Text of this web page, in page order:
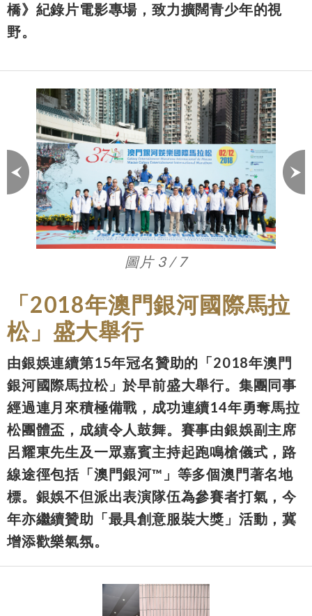
橋》紀錄片電影專場，致力擴闊青少年的視
野。
圖片 3 / 7
「2018年澳門銀河國際馬拉
松」盛大舉行
由銀娛連續第15年冠名贊助的「2018年澳門
銀河國際馬拉松」於早前盛大舉行。集團同事
經過連月來積極備戰，成功連續14年勇奪馬拉
松團體盃，成績令人鼓舞。賽事由銀娛副主席
呂耀東先生及一眾嘉賓主持起跑鳴槍儀式，路
線途徑包括「澳門銀河™」等多個澳門著名地
標。銀娛不但派出表演隊伍為參賽者打氣，今
年亦繼續贊助「最具創意服裝大獎」活動，冀
增添歡樂氣氛。